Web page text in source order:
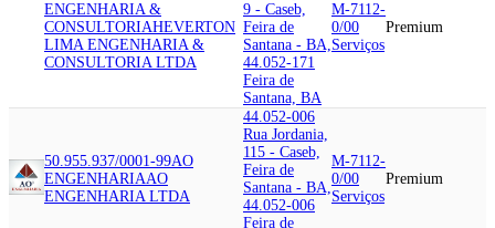
ENGENHARIA &
CONSULTORIAHEVERTON
LIMA ENGENHARIA &
CONSULTORIA LTDA
9 - Caseb,
Feira de
Santana - BA,
44.052-171
Feira de
Santana, BA
M-7112-
0/00
Serviços
Premium
50.955.937/0001-99AO
ENGENHARIAAO
ENGENHARIA LTDA
44.052-006
Rua Jordania,
115 - Caseb,
Feira de
Santana - BA,
44.052-006
Feira de
M-7112-
0/00
Serviços
Premium